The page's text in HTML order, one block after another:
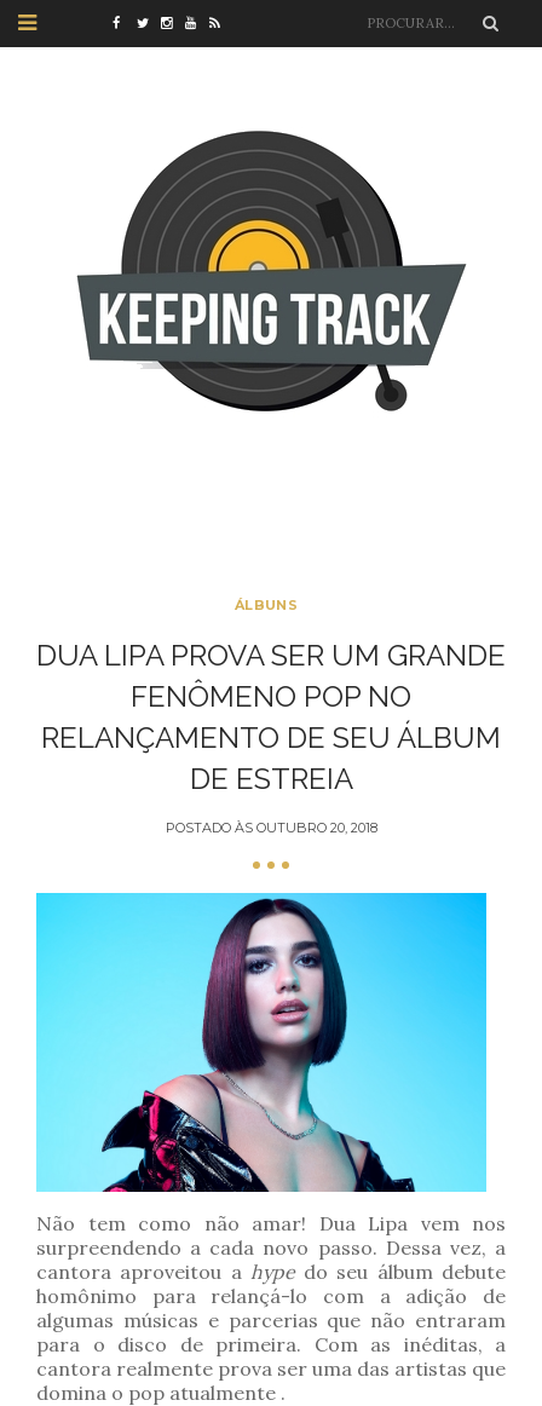
ÁLBUNS
DUA LIPA PROVA SER UM GRANDE
FENÔMENO POP NO
RELANÇAMENTO DE SEU ÁLBUM
DE ESTREIA
POSTADO ÀS OUTUBRO 20, 2018
Não tem como não amar! Dua Lipa vem nos
surpreendendo a cada novo passo. Dessa vez, a
cantora aproveitou a hypedo seu álbum debute
homônimo para relançá-lo com a adição de
algumas músicas e parcerias que não entraram
para o disco de primeira. Com as inéditas, a
cantora realmente prova ser uma das artistas que
domina o pop atualmente .